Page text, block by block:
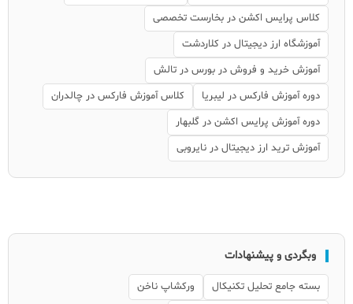
کلاس پرایس اکشن در بخارست تخصصی
آموزشگاه ارز دیجیتال در کلاردشت
آموزش خرید و فروش در بورس در تالش
دوره آموزش فارکس در لیبریا
کلاس آموزش فارکس در چالدران
دوره آموزش پرایس اکشن در گلبهار
آموزش ترید ارز دیجیتال در نایروبی
وبگردی و پیشنهادات
بسته جامع تحلیل تکنیکال
ورکشاپ ناخن